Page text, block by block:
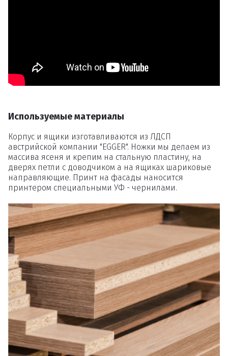
Используемые материалы
Корпус и ящики изготавливаются из ЛДСП
австрийской компании "EGGER". Ножки мы делаем из
массива ясеня и крепим на стальную пластину, на
дверях петли с доводчиком а на ящиках шариковые
направляющие. Принт на фасады наносится
принтером специальными УФ - чернилами.
Удалить